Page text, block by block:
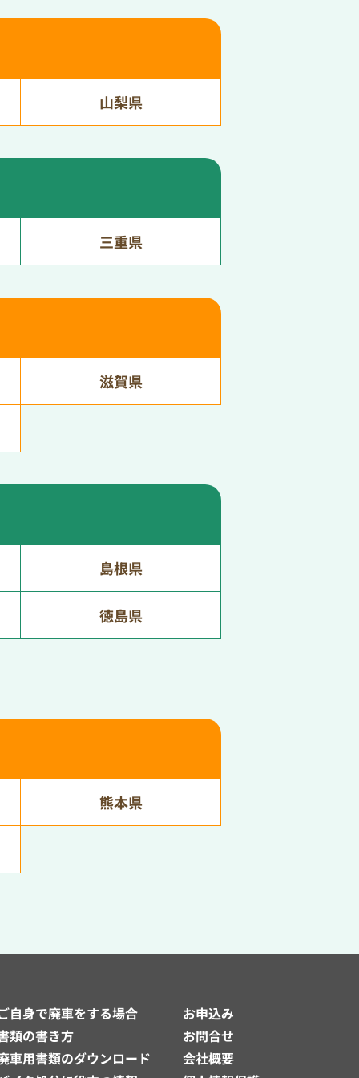
山梨県
三重県
滋賀県
島根県
徳島県
熊本県
自身で廃車をする場合
類の書き方
車用書類のダウンロード
お申込み
お問合せ
会社概要